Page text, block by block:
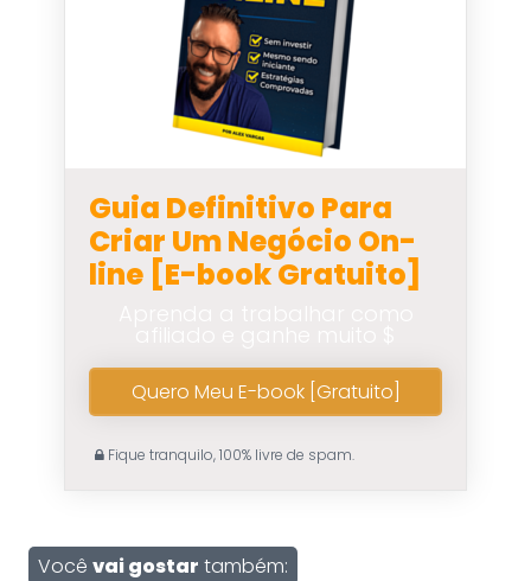
Guia Definitivo Para
Criar Um Negócio On-
line [E-book Gratuito]
Quero Meu E-book [Gratuito]
Fique tranquilo, 100% livre de spam.
Você vai gostar também: